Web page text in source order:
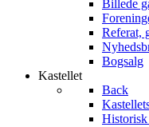
Billede
Referat,
Bogsalg
Kastellet
Back